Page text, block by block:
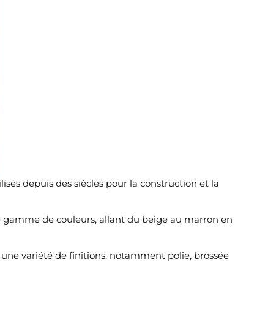
depuis des siècles pour la construction et la
gamme de couleurs, allant du beige au marron en
variété de finitions, notamment polie, brossée